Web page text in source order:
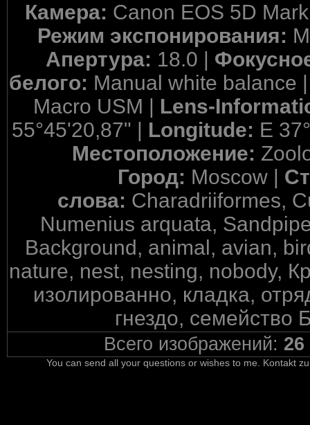
Камера: Canon EOS 5D
Режим экспонирования:
Апертура: 18.0 |
белого: Manual white balance
Macro USM | Lens-
55°45'20,87" | Longitude: E
Местоположение:
Город: Moscow |
слова: Charadriiformes,
Numenius arquata,
Background, animal, avian,
nature, nest, nesting, nobody,
изолированно, кладка,
гнездо, семейство
Всего изображений: 26
You can send all your questions or wishes to me. Kontakt